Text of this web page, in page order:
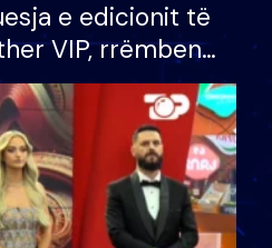
e edicionit të
VIP, rrëmben
100 mijë eurosh